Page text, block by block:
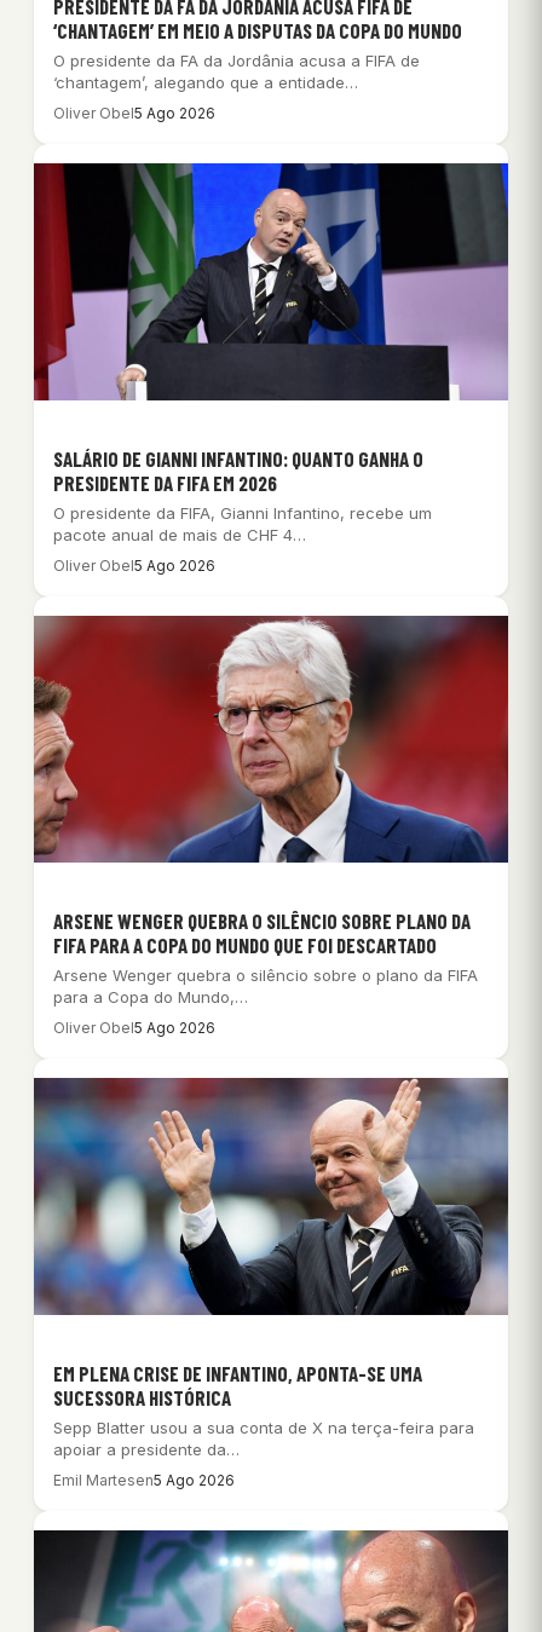
PRESIDENTE DA FA DA JORDÂNIA ACUSA FIFA DE
‘CHANTAGEM’ EM MEIO A DISPUTAS DA COPA DO MUNDO
O presidente da FA da Jordânia acusa a FIFA de
‘chantagem’, alegando que a entidade…
Oliver Obel5 Ago 2026
SALÁRIO DE GIANNI INFANTINO: QUANTO GANHA O
PRESIDENTE DA FIFA EM 2026
O presidente da FIFA, Gianni Infantino, recebe um
pacote anual de mais de CHF 4…
Oliver Obel5 Ago 2026
ARSENE WENGER QUEBRA O SILÊNCIO SOBRE PLANO DA
FIFA PARA A COPA DO MUNDO QUE FOI DESCARTADO
Arsene Wenger quebra o silêncio sobre o plano da FIFA
para a Copa do Mundo,…
Oliver Obel5 Ago 2026
EM PLENA CRISE DE INFANTINO, APONTA-SE UMA
SUCESSORA HISTÓRICA
Sepp Blatter usou a sua conta de X na terça-feira para
apoiar a presidente da…
Emil Martesen5 Ago 2026